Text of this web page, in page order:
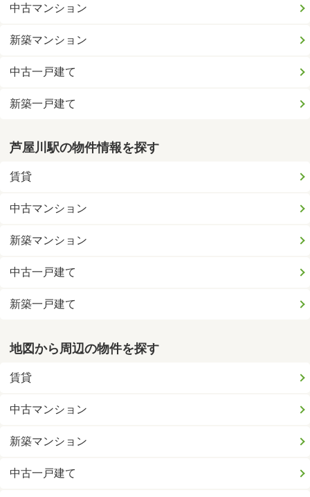
中古マンション
新築マンション
中古一戸建て
新築一戸建て
芦屋川駅の物件情報を探す
賃貸
中古マンション
新築マンション
中古一戸建て
新築一戸建て
地図から周辺の物件を探す
賃貸
中古マンション
新築マンション
中古一戸建て